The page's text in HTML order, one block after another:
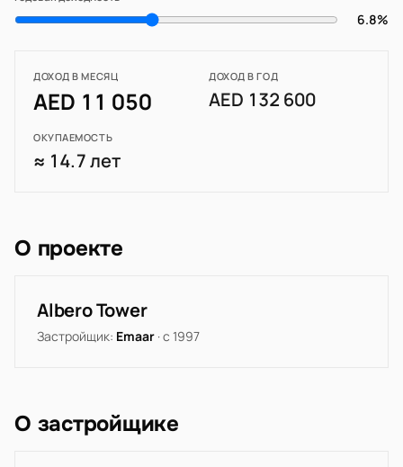
6.8%
ДОХОД В МЕСЯЦ
AED 11 050
ДОХОД В ГОД
AED 132 600
ОКУПАЕМОСТЬ
≈ 14.7 лет
О проекте
Albero Tower
Застройщик: Emaar · с 1997
О застройщике